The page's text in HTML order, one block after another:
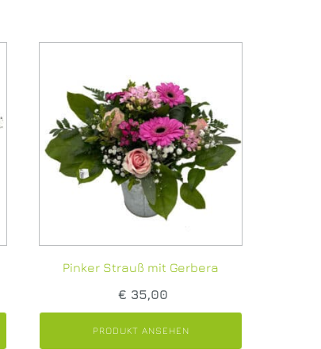
Pinker Strauß mit Gerbera
€ 35,00
PRODUKT ANSEHEN